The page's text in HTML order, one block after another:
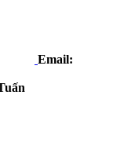
Email: